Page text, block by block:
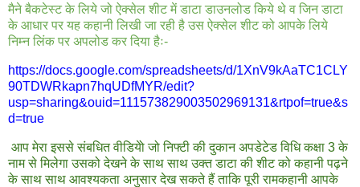
मैने बैकटेस्ट के लिये जो ऐक्सेल शीट में डाटा डाउनलोड किये थे व जिन डाटा
के आधार पर यह कहानी लिखी जा रही है उस ऐक्सेल शीट को आपके लिये
निम्न लिंक पर अपलोड कर दिया हैः-
https://docs.google.com/spreadsheets/d/1XnV9kAaTC1CLY
90TDWRkapn7hqUDfMYR/edit?
usp=sharing&ouid=111573829003502969131&rtpof=true&s
d=true
आप मेरा इससे संबधित वीडियेो जो निफ्टी की दुकान अपडेटेड विधि कक्षा 3 के
नाम से मिलेगा उसको देखने के साथ साथ उक्त डाटा की शीट को कहानी पढ़ने
के साथ साथ आवश्यकता अनुसार देख सकते हैं ताकि पूरी रामकहानी आपके